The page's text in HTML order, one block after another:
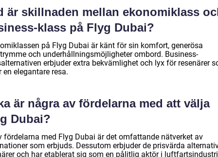
är skillnaden mellan ekonomiklass
klass på Flyg Dubai?
på Flyg Dubai är känt för sin komfort, generösa
och underhållningsmöjligheter ombord. Business-
erbjuder extra bekvämlighet och lyx för resenärer
en elegantare resa.
är några av fördelarna med att välja
Dubai?
fördelarna med Flyg Dubai är det omfattande nätverket av
som erbjuds. Dessutom erbjuder de prisvärda
och har etablerat sig som en pålitlig aktör i